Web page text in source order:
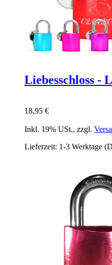
Liebesschloss -
18,95 €
Inkl. 19% USt., zzgl.
Lieferzeit: 1-3 Werktage